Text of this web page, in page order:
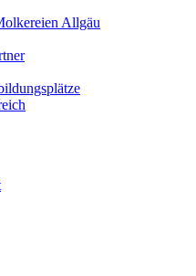
Allgäu